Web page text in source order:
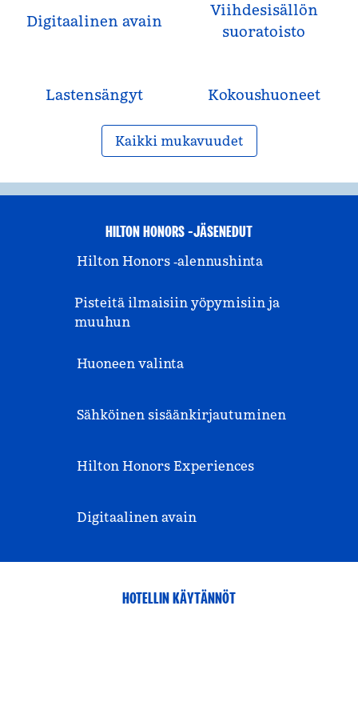
Digitaalinen avain
Viihdesisällön
suoratoisto
Lastensängyt Kokous­huoneet
Kaikki mukavuudet
HILTON HONORS -JÄSENEDUT
Hilton Honors ‑alennushinta
Pisteitä ilmaisiin yöpymisiin ja
muuhun
Huoneen valinta
Sähköinen sisäänkirjautuminen
Hilton Honors Experiences
Digitaalinen avain
HOTELLIN KÄYTÄNNÖT